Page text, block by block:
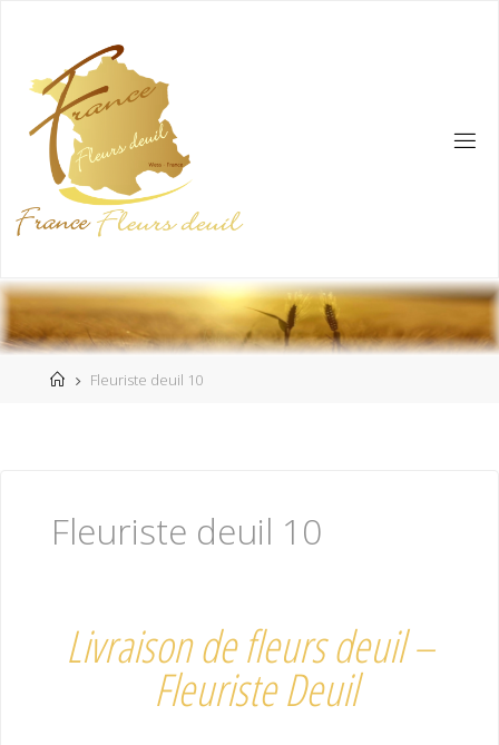
Fleuriste deuil 10
Fleuriste deuil 10
Livraison de fleurs deuil –
Fleuriste Deuil